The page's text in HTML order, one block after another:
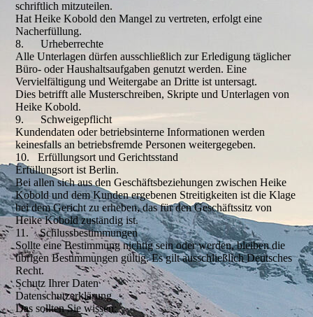
schriftlich mitzuteilen.
Hat Heike Kobold den Mangel zu vertreten, erfolgt eine
Nacherfüllung.
8. Urheberrechte
Alle Unterlagen dürfen ausschließlich zur Erledigung täglicher
Büro- oder Haushaltsaufgaben genutzt werden. Eine
Vervielfältigung und Weitergabe an Dritte ist untersagt.
Dies betrifft alle Musterschreiben, Skripte und Unterlagen von
Heike Kobold.
9. Schweigepflicht
Kundendaten oder betriebsinterne Informationen werden
keinesfalls an betriebsfremde Personen weitergegeben.
10. Erfüllungsort und Gerichtsstand
Erfüllungsort ist Berlin.
Bei allen sich aus den Geschäftsbeziehungen zwischen Heike
Kobold und dem Kunden ergebenen Streitigkeiten ist die Klage
bei dem Gericht zu erheben, das für den Geschäftssitz von
Heike Kobold zuständig ist.
11. Schlussbestimmungen
Sollte eine Bestimmung nichtig sein oder werden, bleiben die
übrigen Bestimmungen gültig. Es gilt ausschließlich Deutsches
Recht.
Schutz Ihrer Daten
Datenschutzerklärung
Das sollten Sie wissen: